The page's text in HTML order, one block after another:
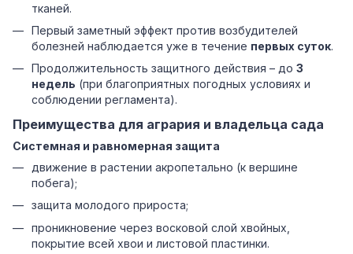
тканей.
Первый заметный эффект против возбудителей
болезней наблюдается уже в течение первых суток.
Продолжительность защитного действия – до 3
недель (при благоприятных погодных условиях и
соблюдении регламента).
Преимущества для агрария и владельца сада
Системная и равномерная защита
движение в растении акропетально (к вершине
побега);
защита молодого прироста;
проникновение через восковой слой хвойных,
покрытие всей хвои и листовой пластинки.